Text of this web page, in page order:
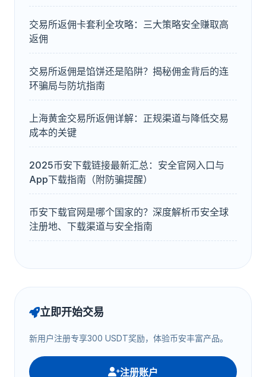
交易所返佣卡套利全攻略：三大策略安全赚取高
返佣
交易所返佣是馅饼还是陷阱？揭秘佣金背后的连
环骗局与防坑指南
上海黄金交易所返佣详解：正规渠道与降低交易
成本的关键
2025币安下载链接最新汇总：安全官网入口与
App下载指南（附防骗提醒）
币安下载官网是哪个国家的？深度解析币安全球
注册地、下载渠道与安全指南
立即开始交易
新用户注册专享300 USDT奖励，体验币安丰富产品。
注册账户